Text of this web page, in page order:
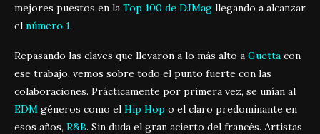
mejores puestos en la Top 100 de DJMag llegando a alcanzar
el número 1.
Repasando las claves que llevaron a lo más alto a Guetta con
ese trabajo, vemos sobre todo el punto fuerte con las
colaboraciones. Prácticamente por primera vez, se unían al
EDM géneros como el Hip Hop o el claro predominante en
esos años, R&B. Sin duda el gran acierto del francés. Artistas